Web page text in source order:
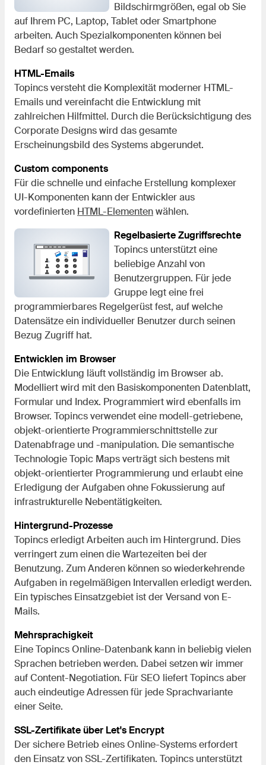
Bildschirmgrößen, egal ob Sie
auf Ihrem PC, Laptop, Tablet oder Smartphone
arbeiten. Auch Spezialkomponenten können bei
Bedarf so gestaltet werden.
HTML-Emails
Topincs versteht die Komplexität moderner HTML-
Emails und vereinfacht die Entwicklung mit
zahlreichen Hilfmittel. Durch die Berücksichtigung des
Corporate Designs wird das gesamte
Erscheinungsbild des Systems abgerundet.
Custom components
Für die schnelle und einfache Erstellung komplexer
UI-Komponenten kann der Entwickler aus
vordefinierten HTML-Elementenwählen.
Regelbasierte Zugriffsrechte
Topincs unterstützt eine
beliebige Anzahl von
Benutzergruppen. Für jede
Gruppe legt eine frei
programmierbares Regelgerüst fest, auf welche
Datensätze ein individueller Benutzer durch seinen
Bezug Zugriff hat.
Entwicklen im Browser
Die Entwicklung läuft vollständig im Browser ab.
Modelliert wird mit den Basiskomponenten Datenblatt,
Formular und Index. Programmiert wird ebenfalls im
Browser. Topincs verwendet eine modell-getriebene,
objekt-orientierte Programmierschnittstelle zur
Datenabfrage und -manipulation. Die semantische
Technologie Topic Maps verträgt sich bestens mit
objekt-orientierter Programmierung und erlaubt eine
Erledigung der Aufgaben ohne Fokussierung auf
infrastrukturelle Nebentätigkeiten.
Hintergrund-Prozesse
Topincs erledigt Arbeiten auch im Hintergrund. Dies
verringert zum einen die Wartezeiten bei der
Benutzung. Zum Anderen können so wiederkehrende
Aufgaben in regelmäßigen Intervallen erledigt werden.
Ein typisches Einsatzgebiet ist der Versand von E-
Mails.
Mehrsprachigkeit
Eine Topincs Online-Datenbank kann in beliebig vielen
Sprachen betrieben werden. Dabei setzen wir immer
auf Content-Negotiation. Für SEO liefert Topincs aber
auch eindeutige Adressen für jede Sprachvariante
einer Seite.
SSL-Zertifikate über Let's Encrypt
Der sichere Betrieb eines Online-Systems erfordert
den Einsatz von SSL-Zertifikaten. Topincs unterstützt